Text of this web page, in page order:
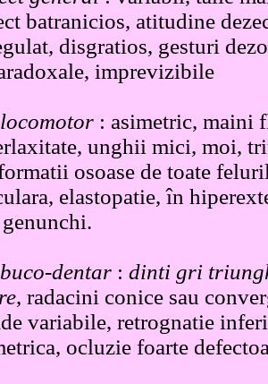
batranicios, atitudine
disgratios, gesturi
imprevizibile
: asimetric, maini
unghii mici, moi,
osoase de toate
elastopatie, în
dentar : dinti gri
, radacini conice sau
variabile, retrognatie
ocluzie foarte